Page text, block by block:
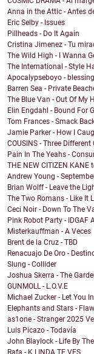
Anna in the Attic - Antes
Eric Selby - Issues
Pillheads - Do It Again
Cristina Jimenez - Tu
The Wild High - I Wanna
The International - Style
Apocalypseboyo -
Barren Sea - Private
The Blue Van - Out Of My
Elin Engdahl - Bound For
Tom Frances - Smack
Jamie Parker - How I
COUSINS - Three Different
Pain In The Yeahs -
THE NEW CITIZEN
Andrew Young -
Brian Wolff - Leave the
The Two Romans - Like It
Ceci Noir - Down To The
Pink Robot Party - IDGAF
Misterkauffman - A Veces
Brent de la Cruz - TBD
Renacuajo De Oro -
Slung - Collider
Joshua Skerra - The
GUNMOLL - L.O.V.E
Michael Zucker - Let You In
Elephants and Stars -
as1one - Stranger 2025
Luis Picazo - Todavía
John Blaylock - Life By